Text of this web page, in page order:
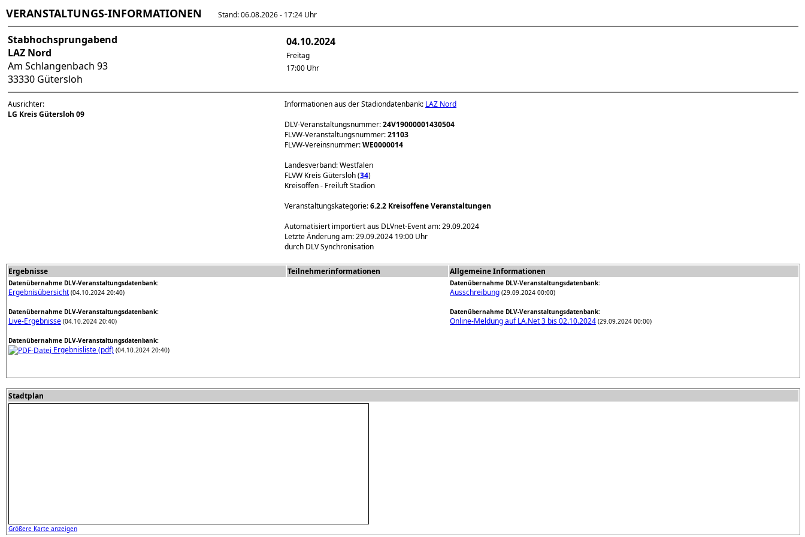
VERANSTALTUNGS-INFORMATIONEN Stand: 06.08.2026 - 17:24 Uhr
Stabhochsprungabend
LAZ Nord
Am Schlangenbach 93
33330 Gütersloh
04.10.2024
Freitag
17:00 Uhr
Ausrichter:
LG Kreis Gütersloh 09
Informationen aus der Stadiondatenbank: LAZ Nord
DLV-Veranstaltungsnummer:24V19000001430504
FLVW-Veranstaltungsnummer:21103
FLVW-Vereinsnummer:WE0000014
Landesverband: Westfalen
FLVW Kreis Gütersloh (34)
Kreisoffen - Freiluft Stadion
Veranstaltungskategorie:6.2.2 Kreisoffene Veranstaltungen
Automatisiert importiert aus DLVnet-Event am: 29.09.2024
Letzte Änderung am: 29.09.2024 19:00 Uhr
durch DLV Synchronisation
Ergebnisse Teilnehmerinformationen Allgemeine Informationen
Datenübernahme DLV-Veranstaltungsdatenbank:
Ergebnisübersicht (04.10.2024 20:40)
Datenübernahme DLV-Veranstaltungsdatenbank:
Live-Ergebnisse (04.10.2024 20:40)
Datenübernahme DLV-Veranstaltungsdatenbank:
Ergebnisliste (pdf) (04.10.2024 20:40)
Datenübernahme DLV-Veranstaltungsdatenbank:
Ausschreibung (29.09.2024 00:00)
Datenübernahme DLV-Veranstaltungsdatenbank:
Online-Meldung auf LA.Net 3 bis 02.10.2024 (29.09.2024 00:00)
Stadtplan
Größere Karte anzeigen